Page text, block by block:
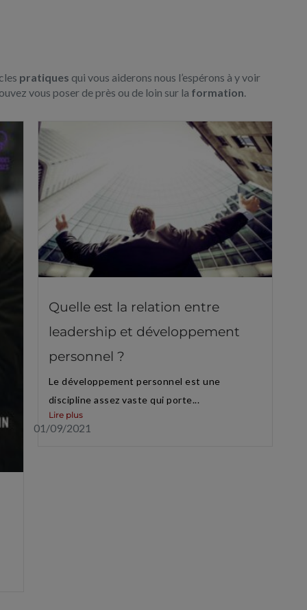
pratiques qui vous aiderons nous l’espérons à y voir
vous poser de près ou de loin sur la formation.
Quelle est la relation entre
leadership et développement
personnel ?
Le développement personnel est une
discipline assez vaste qui porte...
Lire plus
01/09/2021